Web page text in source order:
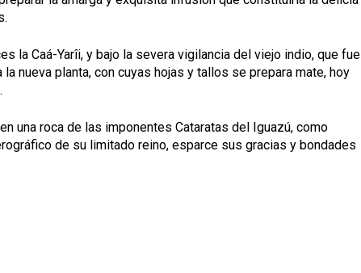
la Caá-Yarîi, y bajo la severa vigilancia del viejo indio, que fue
nueva planta, con cuyas hojas y tallos se prepara mate, hoy
una roca de las imponentes Cataratas del Iguazú, como
de su limitado reino, esparce sus gracias y bondades